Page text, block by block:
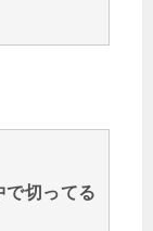
で切ってる